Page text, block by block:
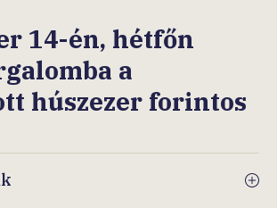
14-én, hétfőn
a
húszezer forintos